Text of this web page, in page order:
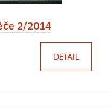
2/2014
DETAIL